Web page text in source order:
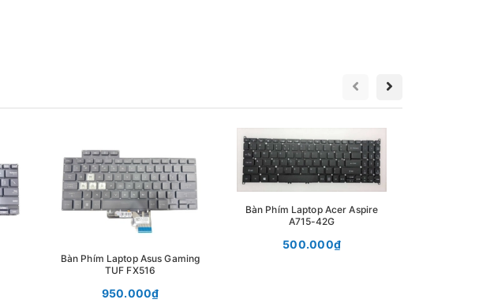
Bàn Phím Laptop Asus Gaming
TUF FX516
950.000₫
Bàn Phím Laptop Acer Aspire
A715-42G
500.000₫